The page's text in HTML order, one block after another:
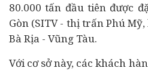
80.000 tấn đầu tiên được
Gòn (SITV - thị trấn Phú
Bà Rịa - Vũng Tàu.
Với cơ sở này, các khách